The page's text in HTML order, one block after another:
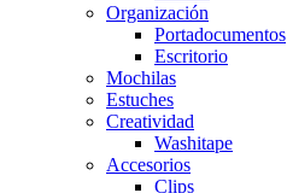
Organización
Portadocumentos
Escritorio
Mochilas
Estuches
Creatividad
Washitape
Accesorios
Clips